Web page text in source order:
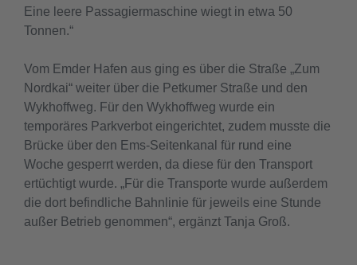
Eine leere Passagiermaschine wiegt in etwa 50
Tonnen.“
Vom Emder Hafen aus ging es über die Straße „Zum
Nordkai“ weiter über die Petkumer Straße und den
Wykhoffweg. Für den Wykhoffweg wurde ein
temporäres Parkverbot eingerichtet, zudem musste die
Brücke über den Ems-Seitenkanal für rund eine
Woche gesperrt werden, da diese für den Transport
ertüchtigt wurde. „Für die Transporte wurde außerdem
die dort befindliche Bahnlinie für jeweils eine Stunde
außer Betrieb genommen“, ergänzt Tanja Groß.